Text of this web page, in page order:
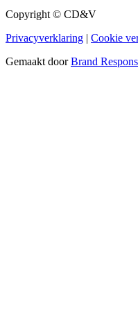
Copyright © CD&V
Privacyverklaring | Cookie
Gemaakt doorBrand